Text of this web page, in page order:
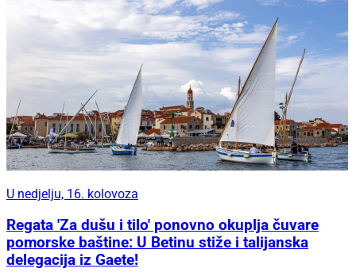
U nedjelju, 16. kolovoza
Regata 'Za dušu i tilo' ponovno okuplja čuvare
pomorske baštine: U Betinu stiže i talijanska
delegacija iz Gaete!